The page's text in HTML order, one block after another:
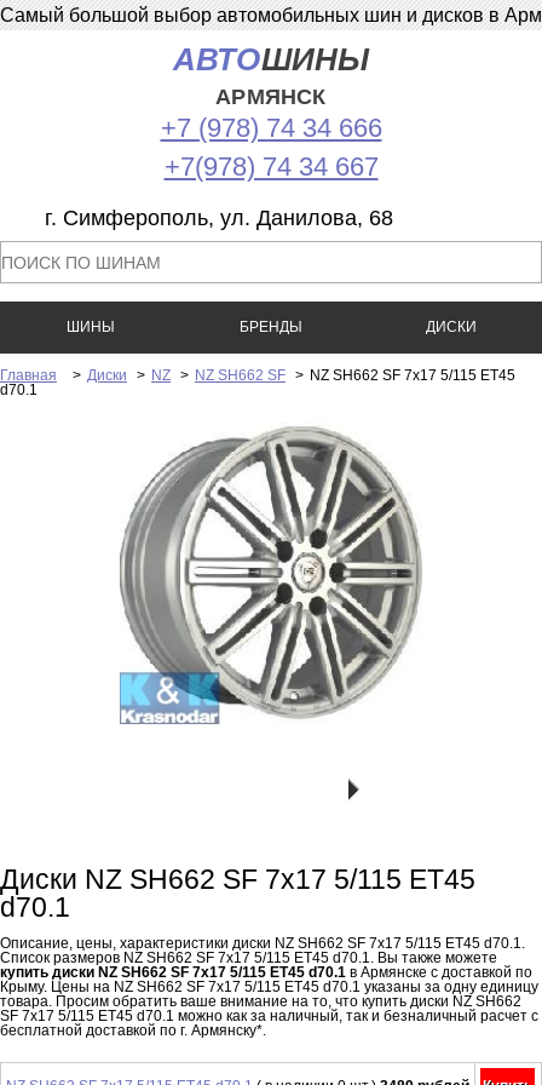
Самый большой выбор автомобильных шин и дисков в
АВТОШИНЫ
АРМЯНСК
+7 (978) 74 34 666
+7(978) 74 34 667
г. Симферополь, ул. Данилова, 68
ШИНЫ БРЕНДЫ ДИСКИ
Главная > Диски > NZ > NZ SH662 SF > NZ SH662 SF 7x17 5/115 ET45
d70.1
Диски NZ SH662 SF 7x17 5/115 ET45
d70.1
Описание, цены, характеристики диски NZ SH662 SF 7x17 5/115 ET45 d70.1.
Список размеров NZ SH662 SF 7x17 5/115 ET45 d70.1. Вы также можете
купить диски NZ SH662 SF 7x17 5/115 ET45 d70.1 в Армянске с доставкой по
Крыму. Цены на NZ SH662 SF 7x17 5/115 ET45 d70.1 указаны за одну единицу
товара. Просим обратить ваше внимание на то, что купить диски NZ SH662
SF 7x17 5/115 ET45 d70.1 можно как за наличный, так и безналичный расчет с
бесплатной доставкой по г. Армянску*.